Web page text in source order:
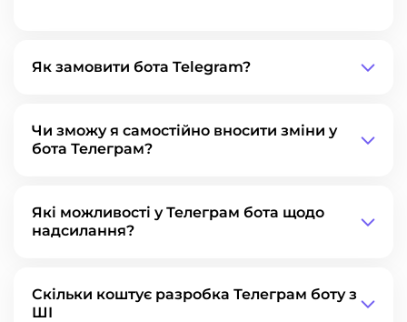
Як замовити бота Telegram?
Чи зможу я самостійно вносити зміни у
бота Телеграм?
Які можливості у Телеграм бота щодо
надсилання?
Скільки коштує разробка Телеграм боту з
ШІ